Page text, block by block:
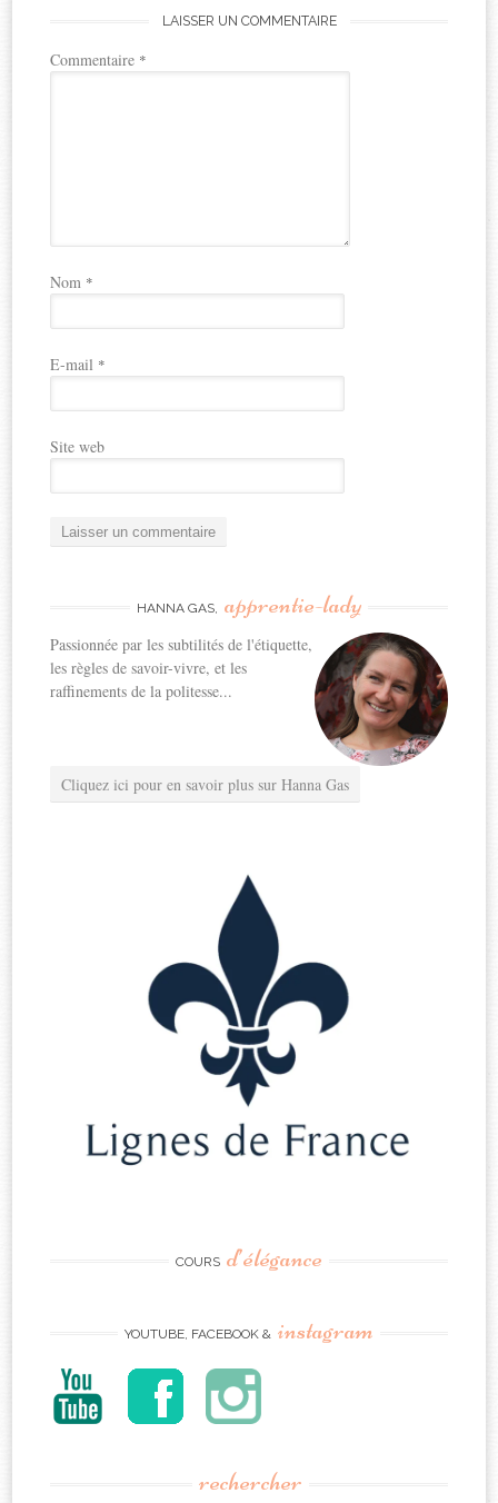
LAISSER UN COMMENTAIRE
Commentaire *
Nom *
E-mail *
Site web
HANNA GAS, apprentie-lady
Passionnée par les subtilités de l'étiquette,
les règles de savoir-vivre, et les
raffinements de la politesse...
Cliquez ici pour en savoir plus sur Hanna Gas
COURS d’élégance
YOUTUBE, FACEBOOK & instagram
rechercher